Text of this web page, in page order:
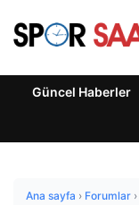
Güncel Haberler
Ana sayfa › Forumlar ›